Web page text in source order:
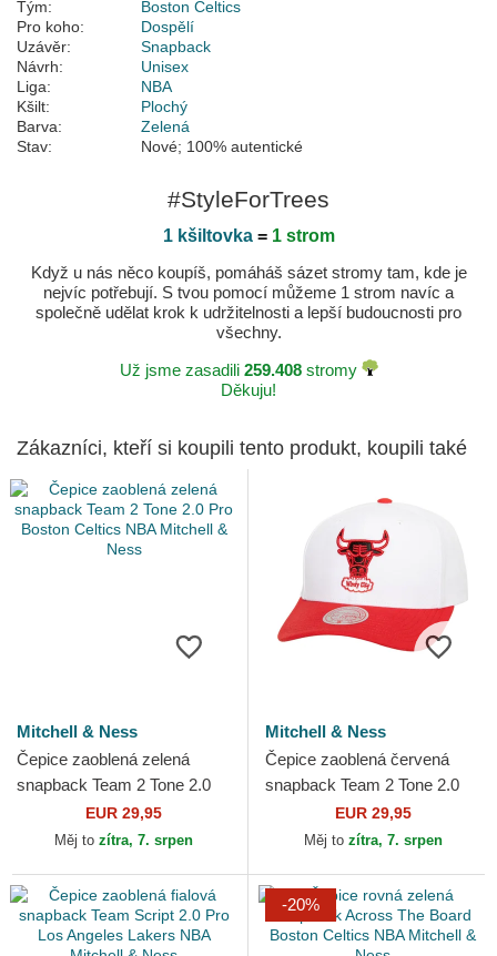
Tým:
Boston Celtics
Pro koho:
Dospělí
Uzávěr:
Snapback
Návrh:
Unisex
Liga:
NBA
Kšilt:
Plochý
Barva:
Zelená
Stav:
Nové; 100% autentické
#StyleForTrees
1 kšiltovka= 1 strom
Když u nás něco koupíš, pomáháš sázet stromy tam, kde je
nejvíc potřebují. S tvou pomocí můžeme 1 strom navíc a
společně udělat krok k udržitelnosti a lepší budoucnosti pro
všechny.
Už jsme zasadili 259.408stromy
Děkuju!
Zákazníci, kteří si koupili tento produkt, koupili také
Mitchell & Ness
Čepice zaoblená zelená
snapback Team 2 Tone 2.0
Pro Boston Celtics NBA
Mitchell & Ness
EUR 29,95
Měj to zítra, 7. srpen
Mitchell & Ness
Čepice zaoblená červená
snapback Team 2 Tone 2.0
Pro Chicago Bulls NBA
Mitchell & Ness
EUR 29,95
Měj to zítra, 7. srpen
-20%